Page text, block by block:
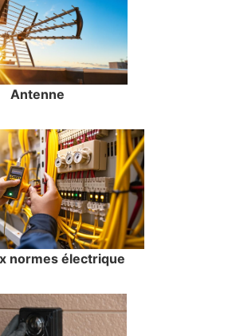
Antenne
normes électrique